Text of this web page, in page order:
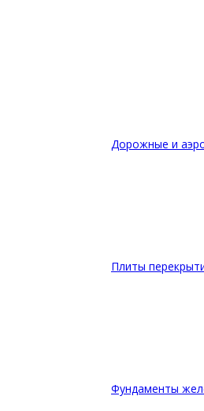
Дорожные и
Плиты
Фундаменты